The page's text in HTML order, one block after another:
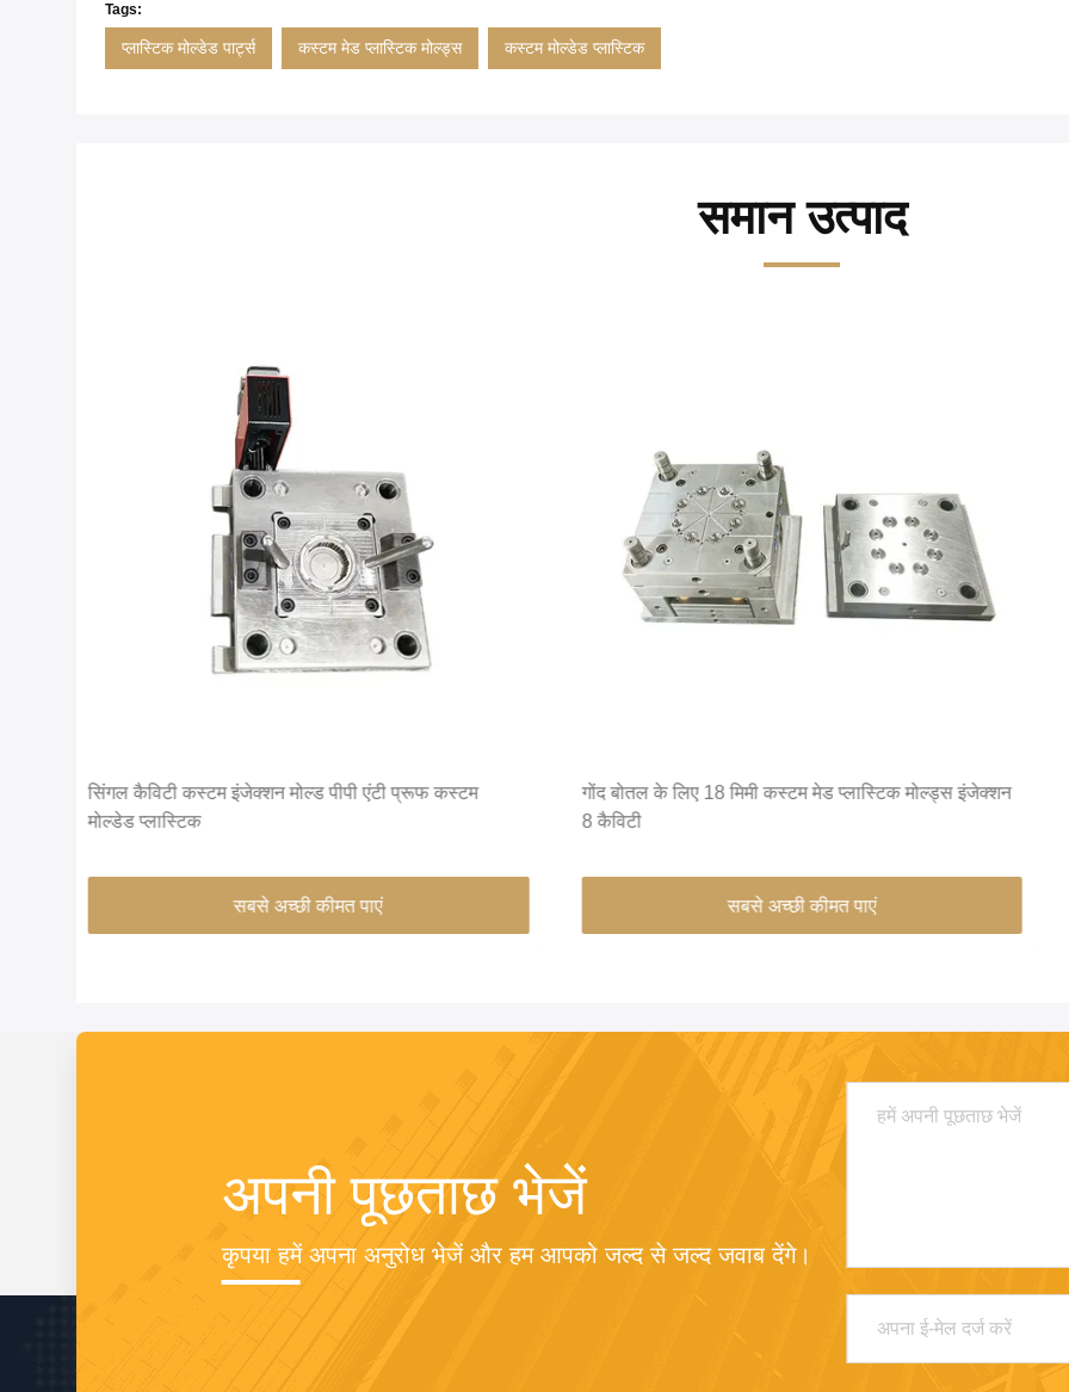
Tags:
प्लास्टिक मोल्डेड पार्ट्स कस्टम मेड प्लास्टिक मोल्ड्स कस्टम मोल्डेड प्लास्टिक
समान उत्पाद
सिंगल कैविटी कस्टम इंजेक्शन मोल्ड पीपी एंटी प्रूफ कस्टम
मोल्डेड प्लास्टिक
सबसे अच्छी कीमत पाएं
गोंद बोतल के लिए 18 मिमी कस्टम मेड प्लास्टिक मोल्ड्स इंजेक्शन
8 कैविटी
सबसे अच्छी कीमत पाएं
अपनी पूछताछ भेजें
कृपया हमें अपना अनुरोध भेजें और हम आपको जल्द से जल्द जवाब देंगे।